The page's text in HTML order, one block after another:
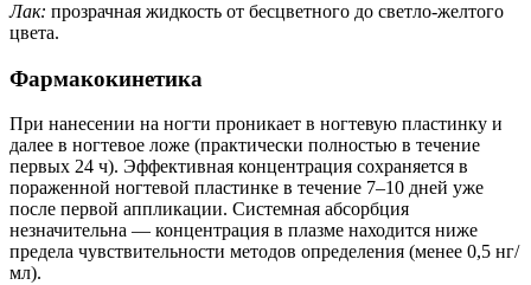
Лак: прозрачная жидкость от бесцветного до светло-желтого
цвета.
Фармакокинетика
При нанесении на ногти проникает в ногтевую пластинку и
далее в ногтевое ложе (практически полностью в течение
первых 24 ч). Эффективная концентрация сохраняется в
пораженной ногтевой пластинке в течение 7–10 дней уже
после первой аппликации. Системная абсорбция
незначительна — концентрация в плазме находится ниже
предела чувствительности методов определения (менее 0,5 нг/
мл).